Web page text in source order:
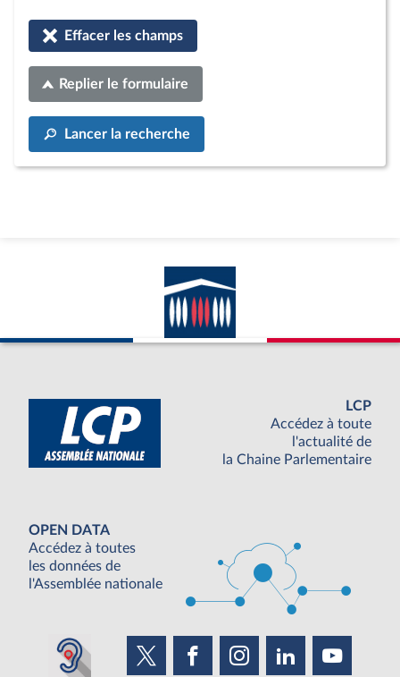
Effacer les champs
Replier le formulaire
Lancer la recherche
LCP
Accédez à toute
l'actualité de
la Chaine Parlementaire
OPEN DATA
Accédez à toutes
les données de
l'Assemblée nationale